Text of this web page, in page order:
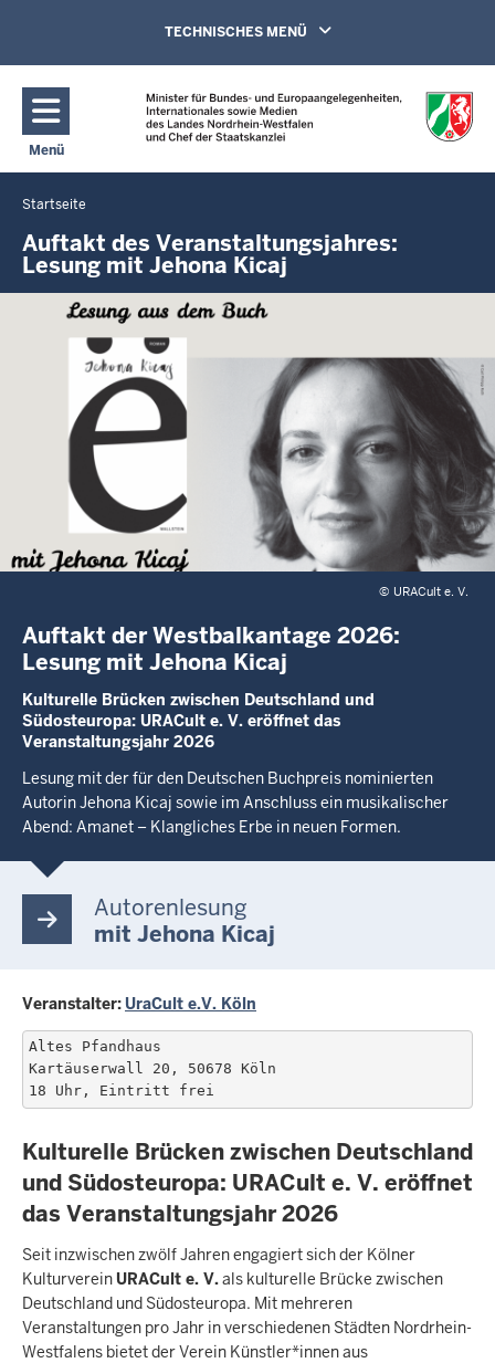
Direkt zum Inhalt
Navigation aktivieren/deaktivieren:
TECHNISCHES MENÜ
Menü
Navigation aktivieren/deaktivieren: Hauptmenü
Sie
befinden
sich
hier
Startseite
Auftakt des Veranstaltungsjahres:
Lesung mit Jehona Kicaj
© URACult e. V.
Auftakt der Westbalkantage 2026:
Lesung mit Jehona Kicaj
Kulturelle Brücken zwischen Deutschland und
Südosteuropa: URACult e. V. eröffnet das
Veranstaltungsjahr 2026
Lesung mit der für den Deutschen Buchpreis nominierten
Autorin Jehona Kicaj sowie im Anschluss ein musikalischer
Abend: Amanet – Klangliches Erbe in neuen Formen.
Autorenlesung
mit Jehona Kicaj
Veranstalter: UraCult e.V. Köln
Altes Pfandhaus
Kartäuserwall 20, 50678 Köln
18 Uhr, Eintritt frei
Kulturelle Brücken zwischen Deutschland
und Südosteuropa: URACult e. V. eröffnet
das Veranstaltungsjahr 2026
Seit inzwischen zwölf Jahren engagiert sich der Kölner
Kulturverein URACult e. V.als kulturelle Brücke zwischen
Deutschland und Südosteuropa. Mit mehreren
Veranstaltungen pro Jahr in verschiedenen Städten Nordrhein-
Westfalens bietet der Verein Künstler*innen aus